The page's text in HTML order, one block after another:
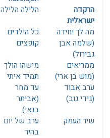
הלילה הלילה
הרקדה
ישראלית
כל הילדים
קופצים
מה לך יחידה
(שלמה אבן
גבירול)
מישהו הולך
תמיד איתי
ממריאים
(מוש בן ארי)
עד מחר
(אביתר
בנאי)
ערב אבוד
(גידי גוב)
ערב של יום
בהיר
שיר העמק